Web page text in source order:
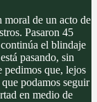
moral de un acto de
Pasaron 45
el blindaje
pasando, sin
pedimos que, lejos
podamos seguir
en medio de